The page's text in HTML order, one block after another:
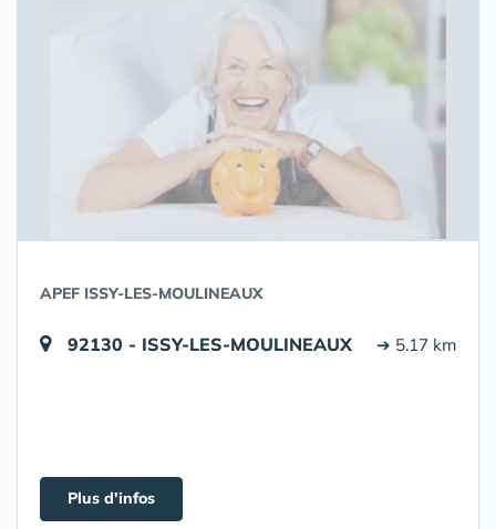
APEF ISSY-LES-MOULINEAUX
92130 - ISSY-LES-MOULINEAUX ➔ 5.17 km
Plus d'infos